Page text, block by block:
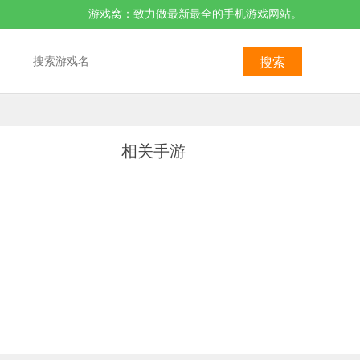
游戏窝：致力做最新最全的手机游戏网站。
搜索
相关手游